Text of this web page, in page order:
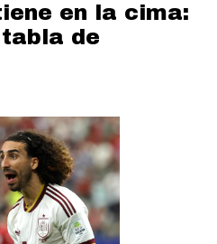
en la cima:
de